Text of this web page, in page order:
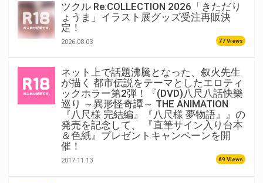
ツクル Re:COLLECTION 2026「きただり
ょうま」イラスト展グッズ受注再販決
定！
2026.08.03 77 Views
ネット上で話題沸騰となった、叙火先生
が描く 都市伝説をテーマとしたエロティ
ックホラー第2弾！『(DVD)八尺八話快樂
巡り ～異形怪奇譚～ THE ANIMATION
『八尺様 完結編』『八尺様 夢物語』』の
発売を記念して、 『直筆サイン入り台本
＆色紙』プレゼントキャンペーンを開
催！
2017.11.13 69 Views